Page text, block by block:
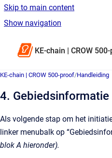
Skip to main content
Show navigation
KE-chain | CROW
KE-chain | CROW 500-proof/Handleiding
4. Gebiedsinformatie
Als volgende stap om het
linker menubalk op
blok A hieronder).